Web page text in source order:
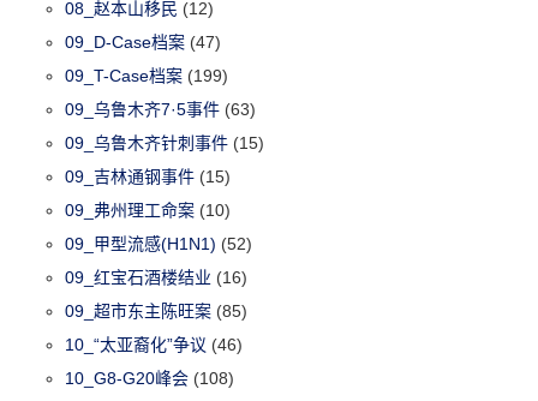
08_赵本山移民 (12)
09_D-Case档案 (47)
09_T-Case档案 (199)
09_乌鲁木齐7·5事件 (63)
09_乌鲁木齐针刺事件 (15)
09_吉林通钢事件 (15)
09_弗州理工命案 (10)
09_甲型流感(H1N1) (52)
09_红宝石酒楼结业 (16)
09_超市东主陈旺案 (85)
10_“太亚裔化”争议 (46)
10_G8-G20峰会 (108)